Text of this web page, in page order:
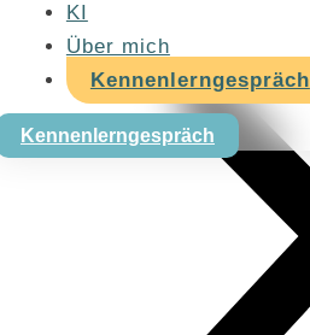
KI
Über mich
Kennenlerngespräch
Kennenlerngespräch